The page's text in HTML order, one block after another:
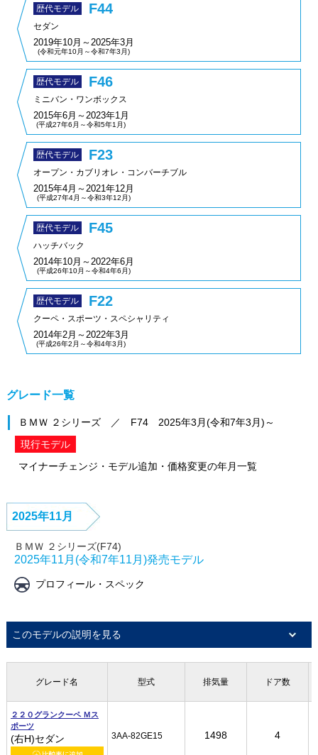
歴代モデル F44
セダン
2019年10月～2025年3月
(令和元年10月～令和7年3月)
歴代モデル F46
ミニバン・ワンボックス
2015年6月～2023年1月
(平成27年6月～令和5年1月)
歴代モデル F23
オープン・カブリオレ・コンバーチブル
2015年4月～2021年12月
(平成27年4月～令和3年12月)
歴代モデル F45
ハッチバック
2014年10月～2022年6月
(平成26年10月～令和4年6月)
歴代モデル F22
クーペ・スポーツ・スペシャリティ
2014年2月～2022年3月
(平成26年2月～令和4年3月)
グレード一覧
ＢＭＷ ２シリーズ ／ F74 2025年3月(令和7年3月)～
現行モデル
マイナーチェンジ・モデル追加・価格変更の年月一覧
2025年11月
ＢＭＷ ２シリーズ(F74)
2025年11月(令和7年11月)発売モデル
プロフィール・スペック
このモデルの説明を見る
グレード名 型式 排気量 ドア数
２２０グランクーペ Ｍス
ポーツ
(右H)セダン 3AA-82GE15 1498 4
グレード名 型式 排気量 ドア数
２２０グランクーペ Ｍス
ポーツ
(右H)セダン 3AA-82GE15 1498 4
グレード名 型式 排気量 ドア数
２２０グランクーペ Ｍス
ポーツ
(右H)セダン 3AA-82GE15 1498 4
グレード名 型式 排気量 ドア数
２２０グランクーペ Ｍス
ポーツ
(右H)セダン 3AA-82GE15 1498 4